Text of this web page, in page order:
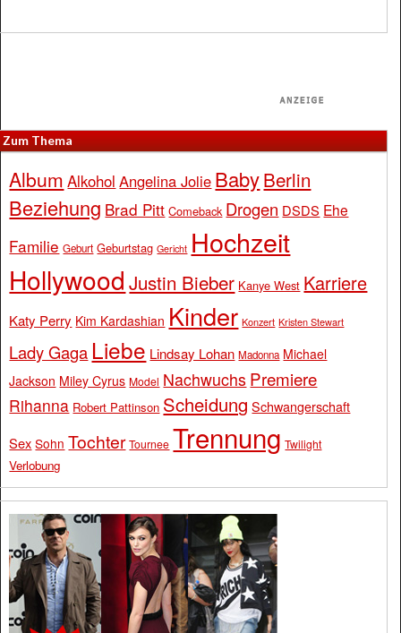
Zum Thema
Album Alkohol Angelina Jolie BabyBerlin
Beziehung Brad Pitt Comeback Drogen DSDS Ehe
Familie Geburt Geburtstag Gericht Hochzeit
Hollywood Justin Bieber Kanye West Karriere
Katy Perry Kim Kardashian Kinder Konzert Kristen Stewart
Lady Gaga Liebe Lindsay Lohan Madonna Michael
Jackson Miley Cyrus Model Nachwuchs Premiere
Rihanna Robert Pattinson Scheidung Schwangerschaft
Sex Sohn Tochter Tournee Trennung Twilight
Verlobung